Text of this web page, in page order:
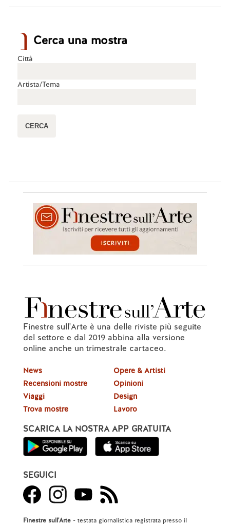
Cerca una mostra
Città
Artista/Tema
Finestre sull'Arte è una delle riviste più seguite
del settore e dal 2019 abbina alla versione
online anche un trimestrale cartaceo.
News
Recensioni mostre
Viaggi
Trova mostre
Opere & Artisti
Opinioni
Design
Lavoro
SCARICA LA NOSTRA APP GRATUITA
SEGUICI
Finestre sull'Arte- testata giornalistica registrata presso il